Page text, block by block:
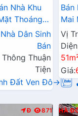
Nhà Khu
Thoáng Ô
Kinh
Nhà Dân Sinh
Bán
Thuận
Tiện
Đất Ven Đô→
Mai
Vị
Giá:
Đ 871 HÀ